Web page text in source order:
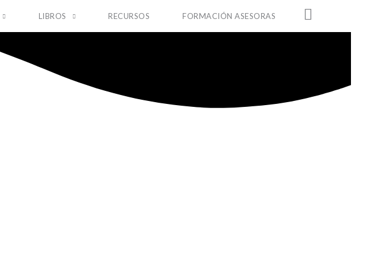
LIBROS RECURSOS FORMACIÓN ASESORAS